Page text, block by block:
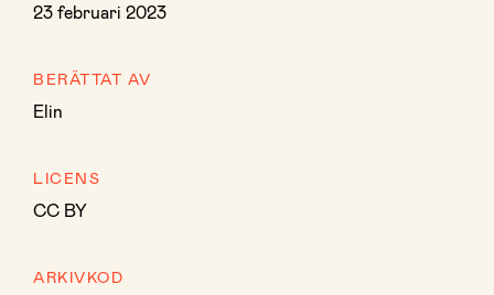
23 februari 2023
BERÄTTAT AV
Elin
LICENS
CC BY
ARKIVKOD